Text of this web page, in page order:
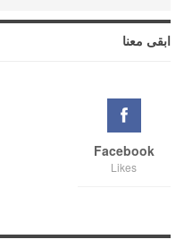
ابقى معنا
Facebook
Likes